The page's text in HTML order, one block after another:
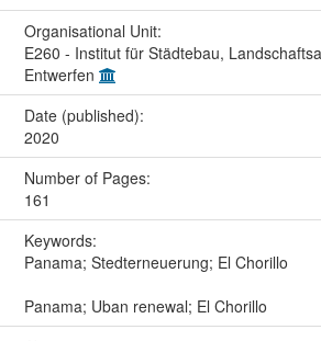
Organisational Unit:
E260 - Institut für Städtebau,
Entwerfen
Date (published):
2020
Number of Pages:
161
Keywords:
Panama; Stedterneuerung; El Chorillo
Panama; Uban renewal; El Chorillo